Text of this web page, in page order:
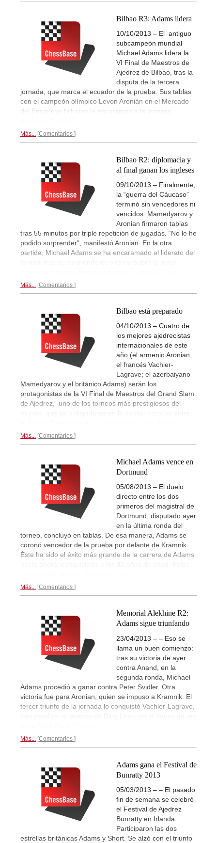
Bilbao R3: Adams lidera
10/10/2013 – El antiguo
subcampeón mundial
Michael Adams lidera la
VI Final de Maestros de
Ajedrez de Bilbao, tras la
disputa de la tercera
jornada, que marca el ecuador de la prueba. Sus tablas
con el campeón olímpico Levon Aronián en el Mercado
del Ensanche bilbaíno le encaraman a la primera
Más... Comentarios
Bilbao R2: diplomacia y
al final ganan los ingleses
09/10/2013 – Finalmente,
la “guerra del Cáucaso”
terminó sin vencedores ni
vencidos. Mamedyarov y
Aronian firmaron tablas
tras 55 minutos por triple repetición de jugadas. “No le he
podido sorprender”, manifestó Aronian. En la otra
partida, Michael Adams se ha encaramado al liderato del
torneo, tras su sorprendente victoria sobre la joven
Más... Comentarios
Bilbao está preparado
04/10/2013 – Cuatro de
los mejores ajedrecistas
internacionales de este
año (el armenio Aronian;
el francés Vachier-
Lagrave; el azerbaiyano
Mamedyarov y el británico Adams) serán los
protagonistas de la VI Final de Maestros del Grand Slam
de Ajedrez, uno de los torneos más prestigiosos del
mundo, que va a disputarse en la capital vizcaína entre
Más... Comentarios
Michael Adams vence en
Dortmund
05/08/2013 – El duelo
directo entre los dos
primeros del magistral de
Dortmund, disputado ayer
en la última ronda del
torneo, concluyó en tablas. De esa manera, Adams se
coronó vencedor de la prueba por delante de Kramnik.
Éste ha sido el éxito más grande de la carrera de Adams
hasta ahora, conquistado a los 41 años de edad. Peter
Más... Comentarios
Memorial Alekhine R2:
Adams sigue triunfando
23/04/2013 – – Eso se
llama un buen comienzo:
tras su victoria de ayer
contra Anand, en la
segunda ronda, Michael
Adams procedió a ganar contra Peter Svidler. Otra
victoria fue para Aronian, quien se impuso a Kramnik. El
tercer triunfo de la jornada lo conquistó Vachier-Lagrave,
tras paralizar el avance de Ding Liren por el flanco de rey
Más... Comentarios
Adams gana el Festival de
Bunratty 2013
05/03/2013 – – El pasado
fin de semana se celebró
el Festival de Ajedrez
Bunratty en Irlanda.
Participaron las dos
estrellas británicas Adams y Short. Se alzó con el triunfo